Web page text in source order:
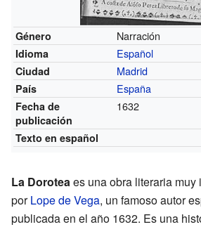
Género Narración
Idioma Español
Ciudad Madrid
País España
Fecha de
publicación
1632
Texto en español
La Doroteaes una obra literaria muy
porLope de Vega, un famoso autor
publicada en el año 1632. Es una